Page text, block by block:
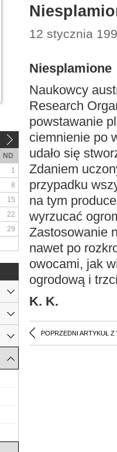
12 stycznia
Niesplamione
Naukowcy
Research
powstawanie
ciemnienie po
udało się
Zdaniem
przypadku
na tym
wyrzucać
Zastosowanie
nawet po
owocami, jak
ogrodową i
K. K.
POPRZEDNI ARTYKUŁ Z
ND
1
8
15
22
29